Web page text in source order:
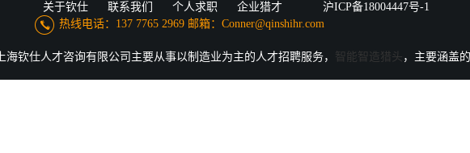
关于钦仕 联系我们 个人求职
企业猎才
热线电话：137 7765 2969 邮箱：Conner@qinshihr.com
沪ICP备18004447号-1
上海钦仕人才咨询有限公司主要从事以制造业为主的人才招聘服务， 智能智造猎头 ，主要涵盖